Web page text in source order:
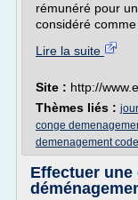
rémunéré pour
considéré comme
Lire la suite
Site : http://
Thèmes liés :
conge
demenagement
Effectuer une